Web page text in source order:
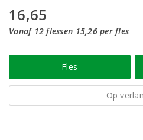
16,65
Vanaf 12 flessen 15,26 per fles
Fles
Op